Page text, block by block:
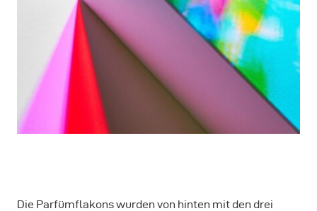
Die Parfümflakons wurden von hinten mit den drei